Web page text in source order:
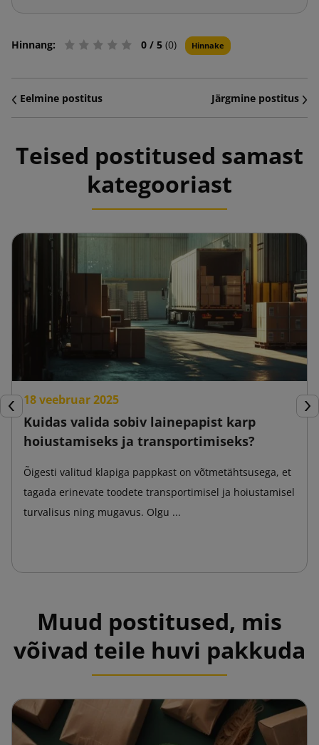
Hinnang: 0 / 5 (0) Hinnake
Eelmine postitus Järgmine postitus
Teised postitused samast
kategooriast
Eelmine
18 veebruar 2025
Kuidas valida sobiv lainepapist karp
hoiustamiseks ja transportimiseks?
Õigesti valitud klapiga pappkast on võtmetähtsusega, et
tagada erinevate toodete transportimisel ja hoiustamisel
turvalisus ning mugavus. Olgu ...
Muud postitused, mis
võivad teile huvi pakkuda